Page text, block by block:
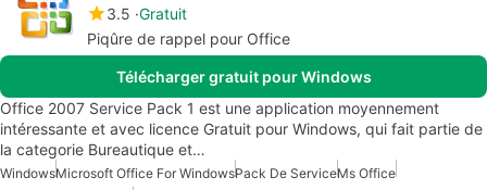
3.5 Gratuit
Piqûre de rappel pour Office
Télécharger gratuit pour Windows
Office 2007 Service Pack 1 est une application moyennement
intéressante et avec licence Gratuit pour Windows, qui fait partie de
la categorie Bureautique et…
WindowsMicrosoft Office For WindowsPack De ServiceMs Office